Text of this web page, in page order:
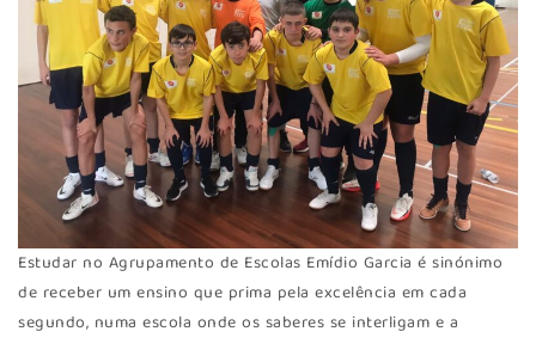
Estudar no Agrupamento de Escolas Emídio Garcia é sinónimo
de receber um ensino que prima pela excelência em cada
segundo, numa escola onde os saberes se interligam e a